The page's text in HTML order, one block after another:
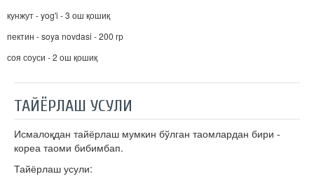
кунжут - yog'i - 3 ош қошиқ
пектин - soya novdasi - 200 гр
соя соуси - 2 ош қошиқ
ТАЙЁРЛАШ УСУЛИ
Исмалоқдан тайёрлаш мумкин бўлган таомлардан бири -
кореа таоми бибимбап.
Тайёрлаш усули: